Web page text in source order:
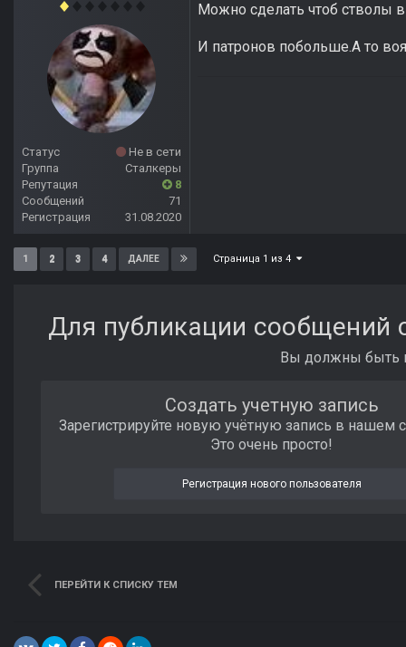
Статус
Не в сети
Группа
Сталкеры
Репутация
8
Сообщений
71
Регистрация
31.08.2020
Можно сделать чтоб стволы
И патронов побольше.А то
1 2 3 4 ДАЛЕЕ Страница 1 из 4
Для публикации сообщений
Вы должны быть
Создать учетную запись
Зарегистрируйте новую учётную запись в нашем
Это очень просто!
Регистрация нового пользователя
ПЕРЕЙТИ К СПИСКУ ТЕМ